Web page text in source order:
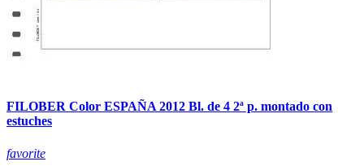
FILOBER Color ESPAÑA 2012 Bl. de 4 2ª p. montado con
estuches
favorite